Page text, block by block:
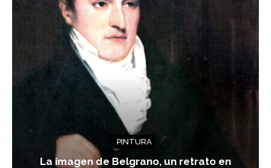
PINTURA
La imagen de Belgrano, un retrato en